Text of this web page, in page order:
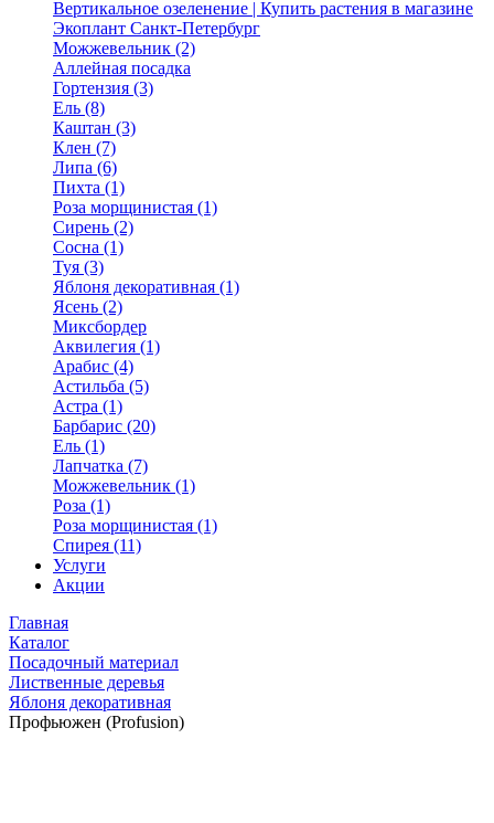
Вертикальное озеленение | Купить растения в магазине
Экоплант Санкт-Петербург
Можжевельник (2)
Аллейная посадка
Гортензия (3)
Ель (8)
Каштан (3)
Клен (7)
Липа (6)
Пихта (1)
Роза морщинистая (1)
Сирень (2)
Сосна (1)
Туя (3)
Яблоня декоративная (1)
Ясень (2)
Миксбордер
Аквилегия (1)
Арабис (4)
Астильба (5)
Астра (1)
Барбарис (20)
Ель (1)
Лапчатка (7)
Можжевельник (1)
Роза (1)
Роза морщинистая (1)
Спирея (11)
Услуги
Акции
Главная
Каталог
Посадочный материал
Лиственные деревья
Яблоня декоративная
Профьюжен (Profusion)